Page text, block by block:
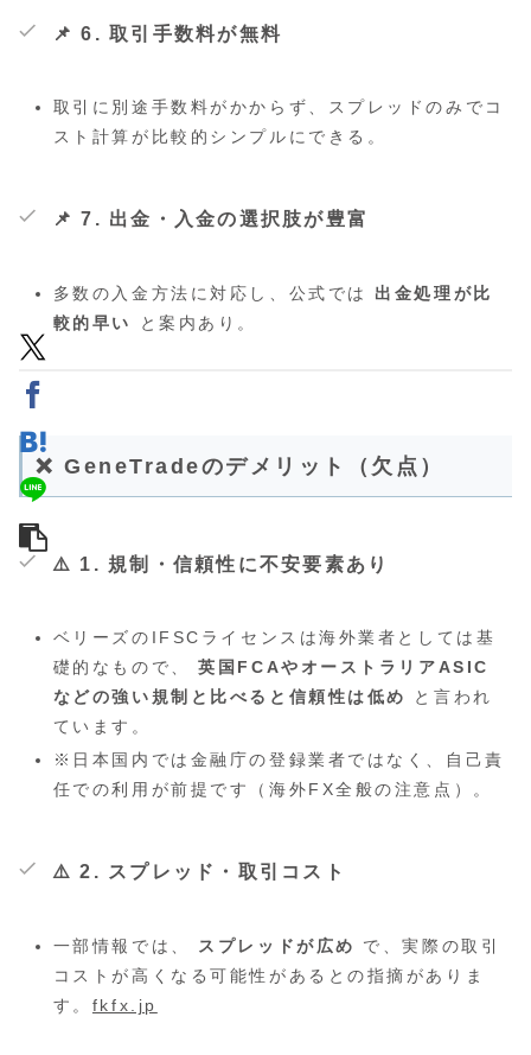
📌 6. 取引手数料が無料
取引に別途手数料がかからず、スプレッドのみでコ
スト計算が比較的シンプルにできる。
📌 7. 出金・入金の選択肢が豊富
多数の入金方法に対応し、公式では 出金処理が比
較的早い
と案内あり。
❌ GeneTradeのデメリット（欠点）
⚠️ 1. 規制・信頼性に不安要素あり
ベリーズのIFSCライセンスは海外業者としては基
礎的なもので、英国FCAやオーストラリアASIC
などの強い規制と比べると信頼性は低め
と言われ
ています。
※日本国内では金融庁の登録業者ではなく、自己責
任での利用が前提です（海外FX全般の注意点）。
⚠️ 2. スプレッド・取引コスト
一部情報では、 スプレッドが広め
で、実際の取引
コストが高くなる可能性があるとの指摘がありま
す。 fkfx.jp